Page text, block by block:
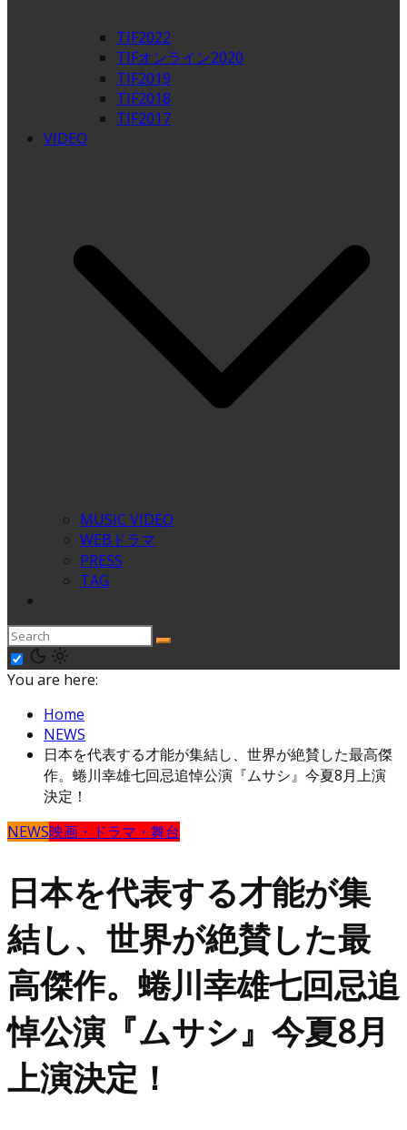
TIF2022
TIFオンライン2020
TIF2019
TIF2018
TIF2017
VIDEO
MUSIC VIDEO
WEBドラマ
PRESS
TAG
You are here:
Home
NEWS
日本を代表する才能が集結し、世界が絶賛した最高傑
作。蜷川幸雄七回忌追悼公演『ムサシ』今夏8月上演
決定！
NEWS映画・ドラマ・舞台
日本を代表する才能が集
結し、世界が絶賛した最
高傑作。蜷川幸雄七回忌追
悼公演『ムサシ』今夏8月
上演決定！